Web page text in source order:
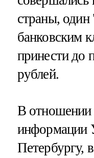
страны, один
банковским
принести до
рублей.
В отношении
Петербургу,